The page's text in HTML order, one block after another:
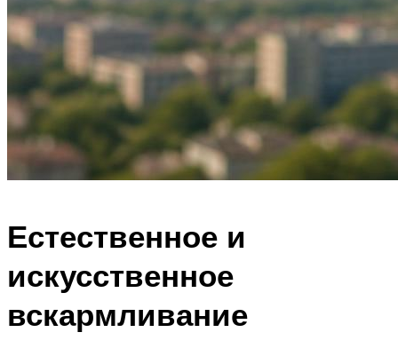
Естественное и
искусственное
вскармливание